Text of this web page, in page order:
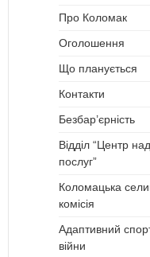
Про Коломак
Оголошення
Що планується
Контакти
Безбар’єрність
Відділ “Центр
послуг”
Коломацька
комісія
Адаптивний
війни